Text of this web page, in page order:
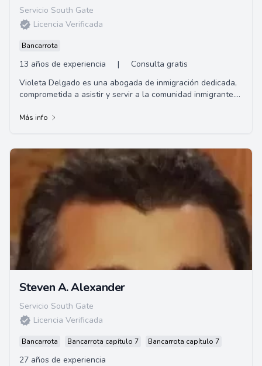
Servicio South Gate
Licencia Verificada
Bancarrota
13 años de experiencia |
Consulta gratis
Violeta Delgado es una abogada de inmigración dedicada,
comprometida a asistir y servir a la comunidad inmigrante.
Más info
Steven A. Alexander
Servicio South Gate
Licencia Verificada
Bancarrota Bancarrota capítulo 7 Bancarrota capítulo 7
27 años de experiencia